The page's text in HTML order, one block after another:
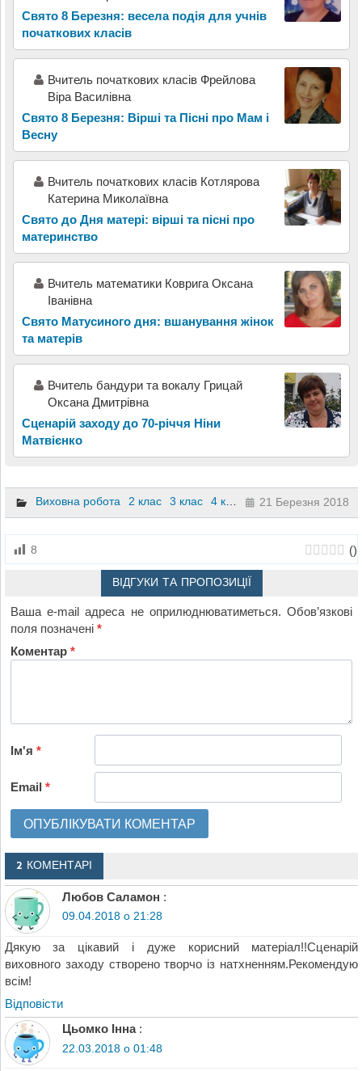
Свято 8 Березня: весела подія для учнів
початкових класів
Вчитель початкових класів Фрейлова
Віра Василівна
Свято 8 Березня: Вірші та Пісні про Мам і
Весну
Вчитель початкових класів Котлярова
Катерина Миколаївна
Свято до Дня матері: вірші та пісні про
материнство
Вчитель математики Коврига Оксана
Іванівна
Свято Матусиного дня: вшанування жінок
та матерів
Вчитель бандури та вокалу Грицай
Оксана Дмитрівна
Сценарій заходу до 70-річчя Ніни
Матвієнко
Виховна робота 2 клас 3 клас 4 клас 21 Березня 2018
8 ()
ВІДГУКИ ТА ПРОПОЗИЦІЇ
Ваша e-mail адреса не оприлюднюватиметься. Обов’язкові
поля позначені*
Коментар*
Ім'я*
Email*
2 КОМЕНТАРІ
Любов Саламон :
09.04.2018 о 21:28
Дякую за цікавий і дуже корисний матеріал!!Сценарій
виховного заходу створено творчо із натхненням.Рекомендую
всім!
Відповіcти
Цьомко Інна :
22.03.2018 о 01:48